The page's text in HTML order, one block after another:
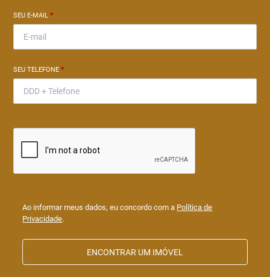
SEU E-MAIL*
SEU TELEFONE*
Ao informar meus dados, eu concordo com a Política de
Privacidade.
ENCONTRAR UM IMÓVEL